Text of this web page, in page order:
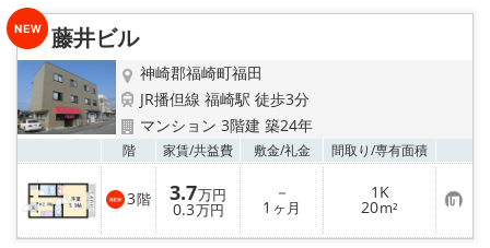
り
藤井ビル
神崎郡福崎町福田
JR播但線 福崎駅 徒歩3分
マンション 3階建 築24年
階 家賃/共益費 敷金/礼金 間取り/専有面積
3階 3.7万円
0.3万円
－
1 ヶ月
1K
20m² お
気
に